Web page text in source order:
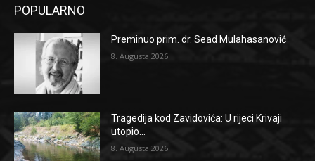
POPULARNO
Preminuo prim. dr. Sead Mulahasanović
8. Augusta 2026.
Tragedija kod Zavidovića: U rijeci Krivaji
utopio...
8. Augusta 2026.